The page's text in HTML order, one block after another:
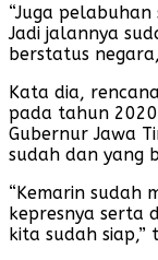
“Juga
Jadi jalannya
berstatus
Kata dia,
pada tahun
Gubernur Jawa
sudah dan yang
“Kemarin sudah
kepresnya serta
kita sudah siap,”